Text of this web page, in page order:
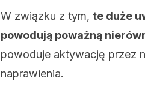
W związku z tym, te duże
powodują poważną
powoduje aktywację przez
naprawienia.